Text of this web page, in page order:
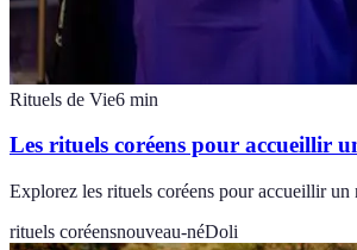
Rituels de Vie6 min
Les rituels coréens pour accueillir
Explorez les rituels coréens pour accueillir
rituels coréensnouveau-néDoli